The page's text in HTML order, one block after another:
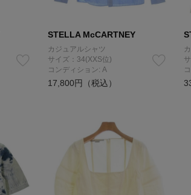
STELLA McCARTNEY
カジュアルシャツ
サイズ：34(XXS位)
コンディション: A
17,800円（税込）